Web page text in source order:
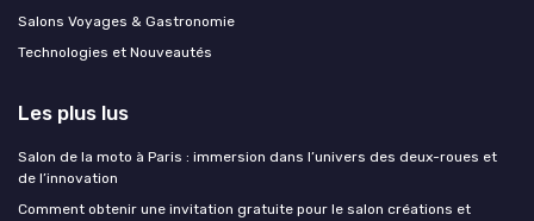
Salons Voyages & Gastronomie
Technologies et Nouveautés
Les plus lus
Salon de la moto à Paris : immersion dans l’univers des deux-roues et
de l’innovation
Comment obtenir une invitation gratuite pour le salon créations et